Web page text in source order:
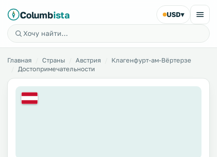
Columbista USD▾
Главная Страны Австрия
Клагенфурт-ам-Вёртерзе
Достопримечательности